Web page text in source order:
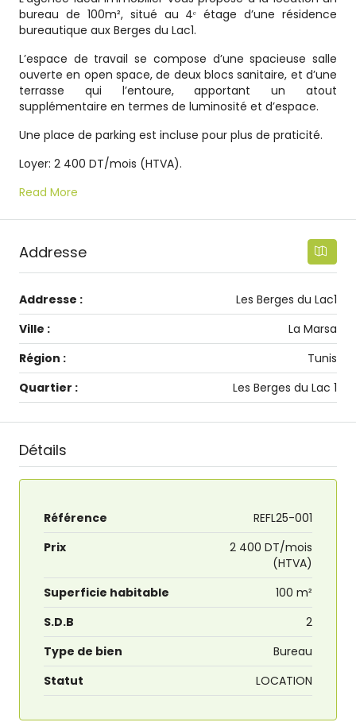
bureau de 100m², situé au 4ᵉ étage d’une résidence
bureautique aux Berges du Lac1.
L’espace de travail se compose d’une spacieuse salle
ouverte en open space, de deux blocs sanitaire, et d’une
terrasse qui l’entoure, apportant un atout
supplémentaire en termes de luminosité et d’espace.
Une place de parking est incluse pour plus de praticité.
Loyer: 2 400 DT/mois (HTVA).
Read More
Addresse
Addresse :
Les Berges du Lac1
Ville :
La Marsa
Région :
Tunis
Quartier :
Les Berges du Lac 1
Détails
Référence
REFL25-001
Prix
2 400 DT/mois
(HTVA)
Superficie habitable
100 m²
S.D.B
2
Type de bien
Bureau
Statut
LOCATION